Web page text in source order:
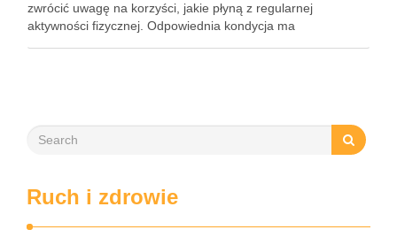
zwrócić uwagę na korzyści, jakie płyną z regularnej
aktywności fizycznej. Odpowiednia kondycja ma
Ruch i zdrowie